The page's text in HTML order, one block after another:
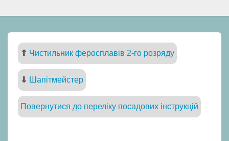
⇑ Чистильник феросплавів 2-го розряду
⇓ Шапітмейстер
Повернутися до переліку посадових інструкцій